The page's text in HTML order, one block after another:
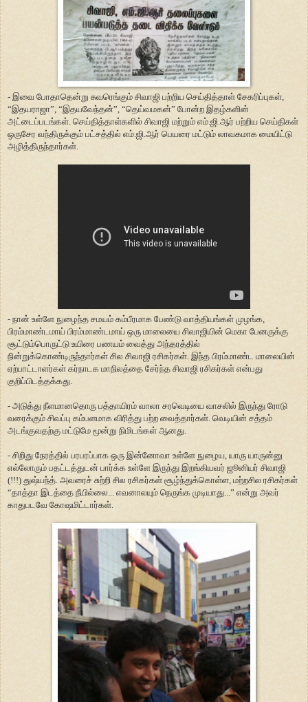
- இவை போதாதென்று சுவரெங்கும் சிவாஜி பற்றிய செய்தித்தாள் சேகரிப்புகள்,
“இதயராஜா”, “இதயவேந்தன்”, “தெய்வமகன்” போன்ற இதழ்களின்
அட்டைப்படங்கள். செய்தித்தாள்களில் சிவாஜி மற்றும் எம்.ஜி.ஆர் பற்றிய செய்திகள்
ஒருசேர வந்திருக்கும் பட்சத்தில் எம்.ஜி.ஆர் பெயரை மட்டும் லாவகமாக மையிட்டு
அழித்திருந்தார்கள்.
- நான் உள்ளே நுழைந்த சமயம் கம்பீரமாக பேண்டு வாத்தியங்கள் முழங்க,
பிரம்மாண்டமாய் பிரம்மாண்டமாய் ஒரு மாலையை சிவாஜியின் மெகா பேனருக்கு
சூட்டும்பொருட்டு உயிரை பணயம் வைத்து அந்தரத்தில்
நின்றுக்கொண்டிருந்தார்கள் சில சிவாஜி ரசிகர்கள். இந்த பிரம்மாண்ட மாலையின்
ஏற்பாட்டாளர்கள் கர்நாடக மாநிலத்தை சேர்ந்த சிவாஜி ரசிகர்கள் என்பது
குறிப்பிடத்தக்கது.
- அடுத்து நீளமானதொரு பத்தாயிரம் வாலா சரவெடியை வாசலில் இருந்து ரோடு
வரைக்கும் சிவப்பு கம்பளமாக விரித்து பற்ற வைத்தார்கள். வெடியின் சத்தம்
அடங்குவதற்கு மட்டுமே மூன்று நிமிடங்கள் ஆனது.
- சிறிது நேரத்தில் பரபரப்பாக ஒரு இன்னோவா உள்ளே நுழைய, யாரு யாருன்னு
எல்லோரும் பதட்டத்துடன் பார்க்க உள்ளே இருந்து இறங்கியவர் ஜூனியர் சிவாஜி
(!!!) துஷ்யந்த். அவரைச் சுற்றி சில ரசிகர்கள் சூழ்ந்துக்கொள்ள, மற்றசில ரசிகர்கள்
“தாத்தா இடத்தை நீயில்லை... எவனாலயும் நெருங்க முடியாது...” என்று அவர்
காதுபடவே கோஷமிட்டார்கள்.